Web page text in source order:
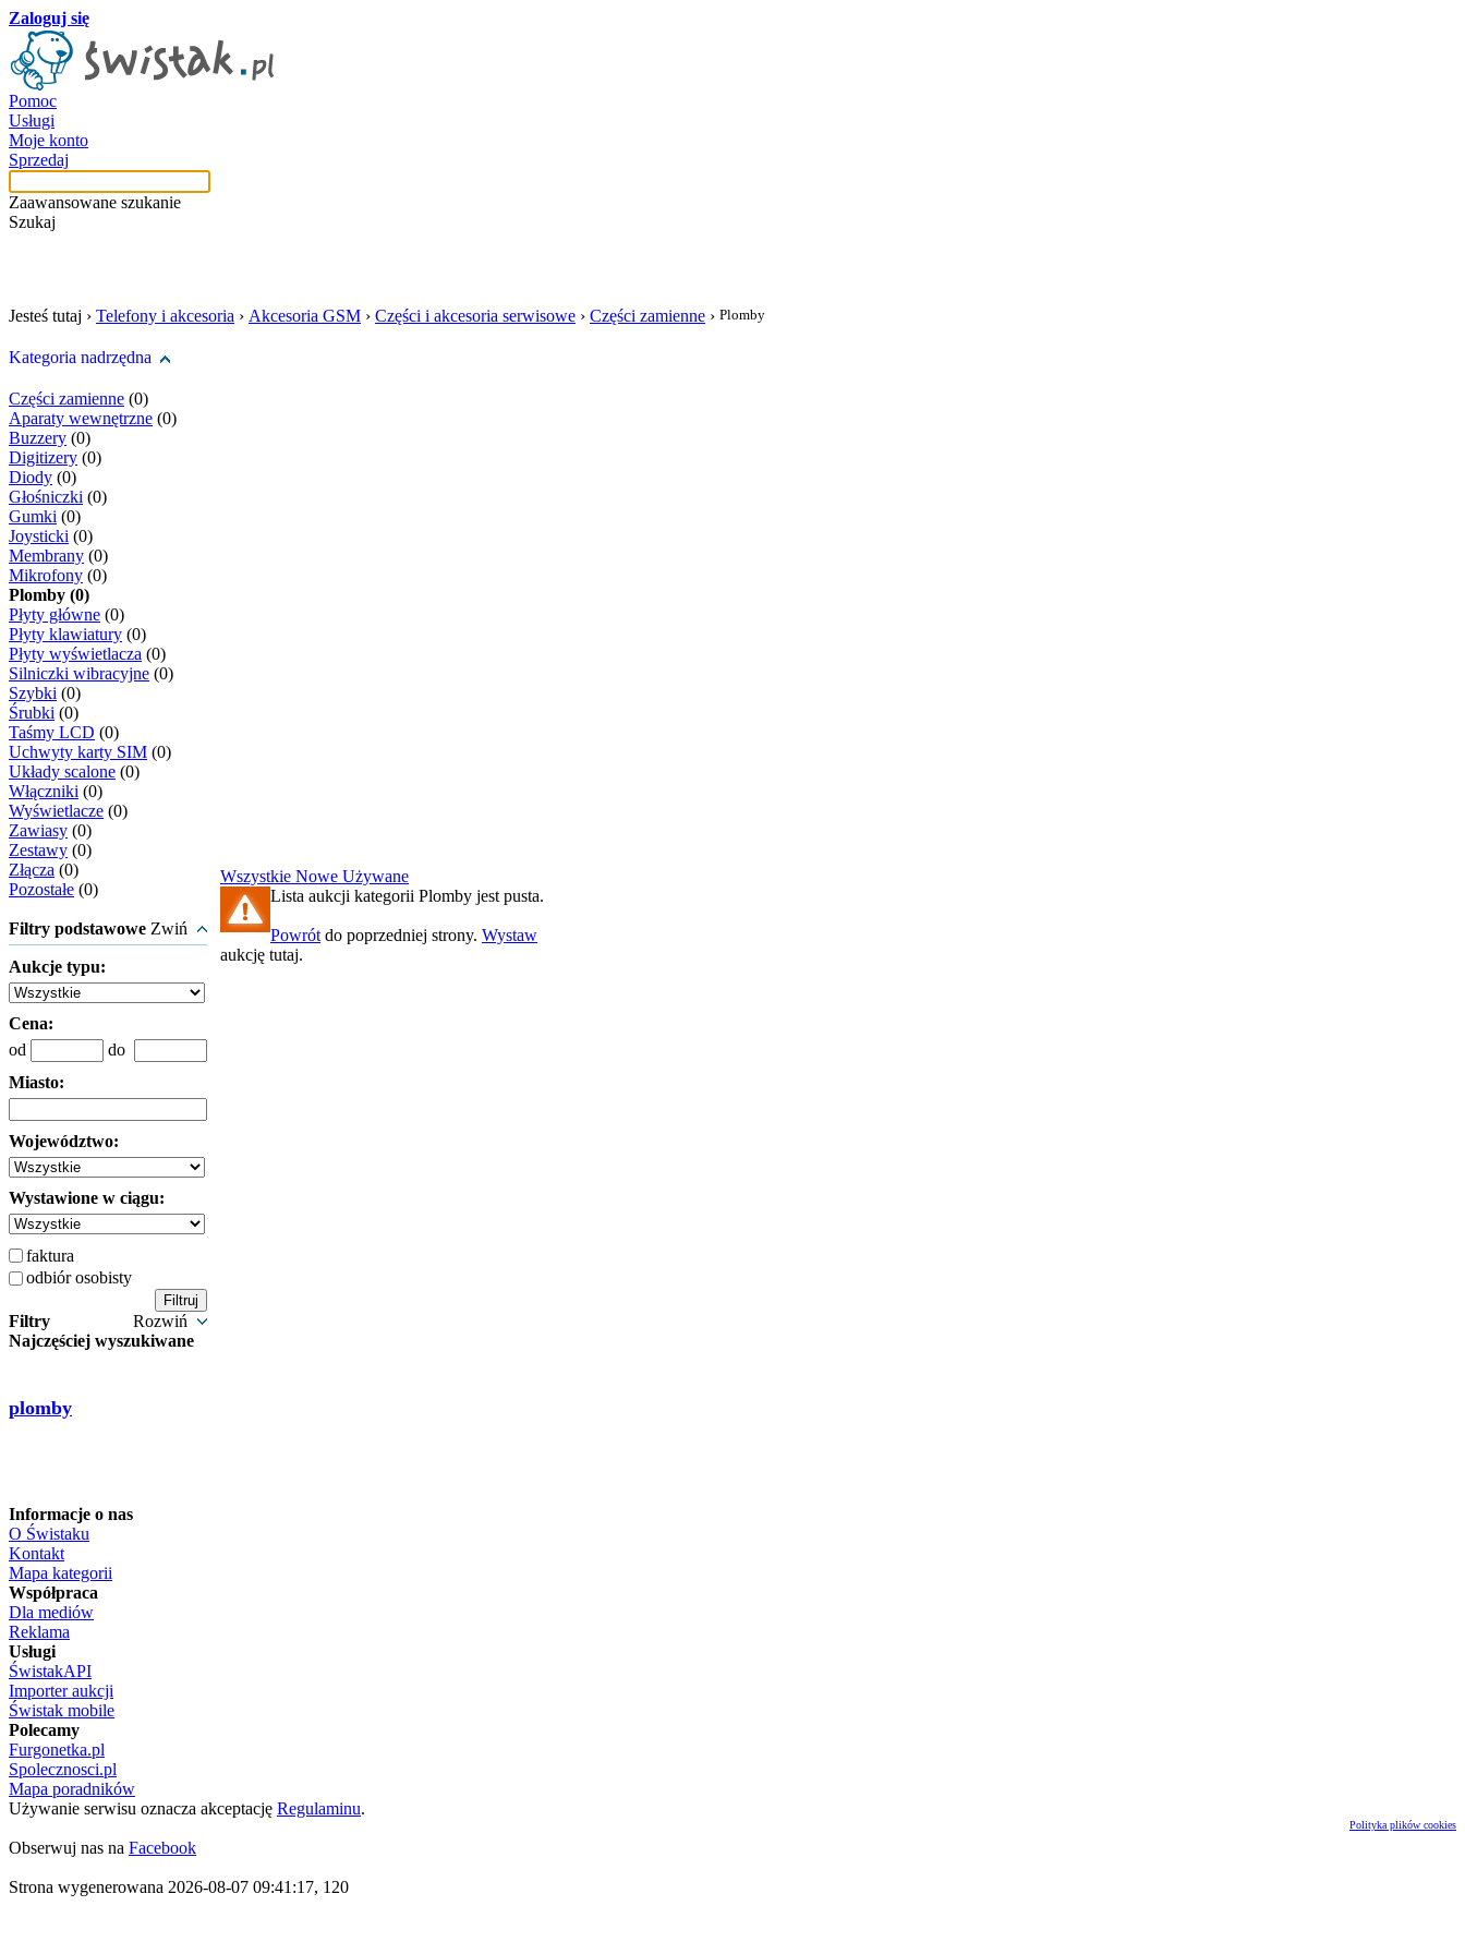
Zaloguj się
Pomoc
Usługi
Moje konto
Sprzedaj
Zaawansowane szukanie
Szukaj
Jesteś tutaj › Telefony i akcesoria › Akcesoria GSM › Części i akcesoria serwisowe › Części zamienne › Plomby
Kategoria nadrzędna
Części zamienne (0)
Aparaty wewnętrzne (0)
Buzzery (0)
Digitizery (0)
Diody (0)
Głośniczki (0)
Gumki (0)
Joysticki (0)
Membrany (0)
Mikrofony (0)
Plomby (0)
Płyty główne (0)
Płyty klawiatury (0)
Płyty wyświetlacza (0)
Silniczki wibracyjne (0)
Szybki (0)
Śrubki (0)
Taśmy LCD (0)
Uchwyty karty SIM (0)
Układy scalone (0)
Włączniki (0)
Wyświetlacze (0)
Zawiasy (0)
Zestawy (0)
Złącza (0)
Pozostałe (0)
Filtry podstawowe Zwiń
Aukcje typu:
Cena:
od
do
Miasto:
Województwo:
Wystawione w ciągu:
faktura
odbiór osobisty
Filtry
Rozwiń
Najczęściej wyszukiwane
plomby
Wszystkie Nowe Używane
Lista aukcji kategorii Plomby jest pusta.
Powrót do poprzedniej strony. Wystaw
aukcję tutaj.
Informacje o nas
O Świstaku
Kontakt
Mapa kategorii
Współpraca
Dla mediów
Reklama
Usługi
ŚwistakAPI
Importer aukcji
Świstak mobile
Polecamy
Furgonetka.pl
Spolecznosci.pl
Mapa poradników
Używanie serwisu oznacza akceptację Regulaminu.
Polityka plików cookies
Obserwuj nas na Facebook
Strona wygenerowana 2026-08-07 09:41:17, 120